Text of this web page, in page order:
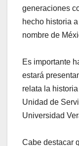
generaciones
hecho historia
nombre de
Es importante
estará
relata la
Unidad de
Universidad
Cabe destacar